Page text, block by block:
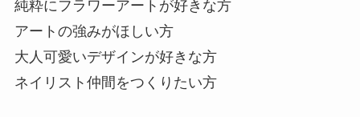
純粋にフラワーアートが好きな方
アートの強みがほしい方
大人可愛いデザインが好きな方
ネイリスト仲間をつくりたい方